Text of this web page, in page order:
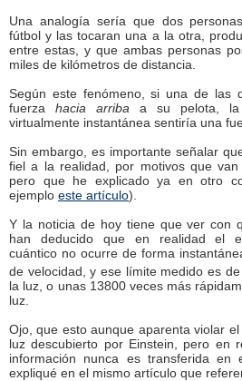
Una analogía sería que dos
fútbol y las tocaran una a la otra,
entre estas, y que ambas personas
miles de kilómetros de distancia.
Según este fenómeno, si una de las
fuerza hacia arriba a su pelota, la
virtualmente instantánea sentiría una
Sin embargo, es importante señalar
fiel a la realidad, por motivos que
pero que he explicado ya en otro
ejemplo este artículo).
Y la noticia de hoy tiene que ver con
han deducido que en realidad el
cuántico no ocurre de forma
de velocidad, y ese límite medido es
la luz, o unas 13800 veces más
luz.
Ojo, que esto aunque aparenta violar
luz descubierto por Einstein, pero en
información nunca es transferida en
expliqué en el mismo artículo que